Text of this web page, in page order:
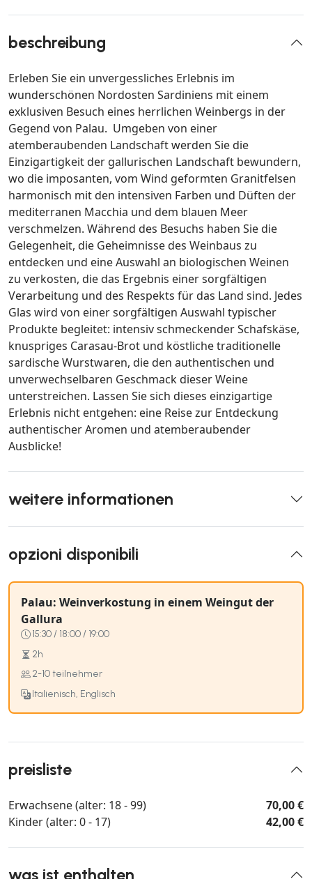
beschreibung
Erleben Sie ein unvergessliches Erlebnis im
wunderschönen Nordosten Sardiniens mit einem
exklusiven Besuch eines herrlichen Weinbergs in der
Gegend von Palau. Umgeben von einer
atemberaubenden Landschaft werden Sie die
Einzigartigkeit der gallurischen Landschaft bewundern,
wo die imposanten, vom Wind geformten Granitfelsen
harmonisch mit den intensiven Farben und Düften der
mediterranen Macchia und dem blauen Meer
verschmelzen. Während des Besuchs haben Sie die
Gelegenheit, die Geheimnisse des Weinbaus zu
entdecken und eine Auswahl an biologischen Weinen
zu verkosten, die das Ergebnis einer sorgfältigen
Verarbeitung und des Respekts für das Land sind. Jedes
Glas wird von einer sorgfältigen Auswahl typischer
Produkte begleitet: intensiv schmeckender Schafskäse,
knuspriges Carasau-Brot und köstliche traditionelle
sardische Wurstwaren, die den authentischen und
unverwechselbaren Geschmack dieser Weine
unterstreichen. Lassen Sie sich dieses einzigartige
Erlebnis nicht entgehen: eine Reise zur Entdeckung
authentischer Aromen und atemberaubender
Ausblicke!
weitere informationen
opzioni disponibili
Palau: Weinverkostung in einem Weingut der
Gallura
15:30 / 18:00 / 19:00
2h
2-10 teilnehmer
Italienisch, Englisch
preisliste
Erwachsene (alter: 18 - 99)
70,00 €
Kinder (alter: 0 - 17)
42,00 €
was ist enthalten